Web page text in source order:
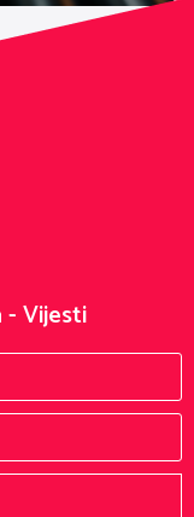
- Vijesti